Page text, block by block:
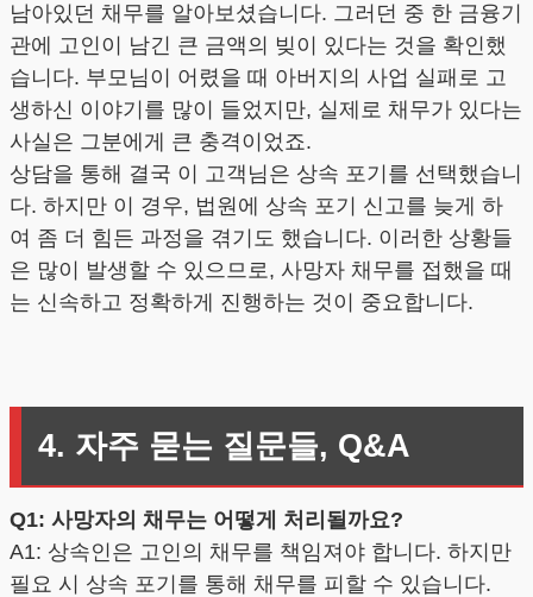
남아있던 채무를 알아보셨습니다. 그러던 중 한 금융기
관에 고인이 남긴 큰 금액의 빚이 있다는 것을 확인했
습니다. 부모님이 어렸을 때 아버지의 사업 실패로 고
생하신 이야기를 많이 들었지만, 실제로 채무가 있다는
사실은 그분에게 큰 충격이었죠.
상담을 통해 결국 이 고객님은 상속 포기를 선택했습니
다. 하지만 이 경우, 법원에 상속 포기 신고를 늦게 하
여 좀 더 힘든 과정을 겪기도 했습니다. 이러한 상황들
은 많이 발생할 수 있으므로, 사망자 채무를 접했을 때
는 신속하고 정확하게 진행하는 것이 중요합니다.
4. 자주 묻는 질문들, Q&A
Q1: 사망자의 채무는 어떻게 처리될까요?
A1: 상속인은 고인의 채무를 책임져야 합니다. 하지만
필요 시 상속 포기를 통해 채무를 피할 수 있습니다.